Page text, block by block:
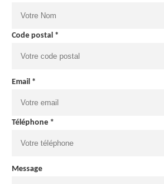
Code postal *
Email *
Téléphone *
Message